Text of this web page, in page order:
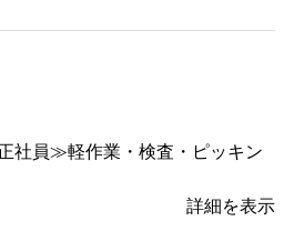
社員≫軽作業・検査・ピッキン
詳細を表示